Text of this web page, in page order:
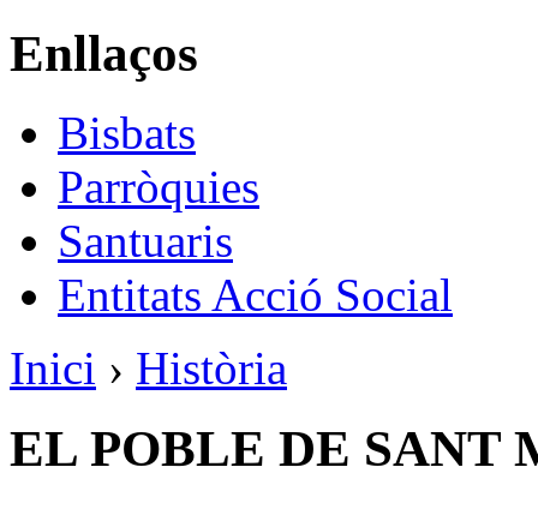
Enllaços
Bisbats
Parròquies
Santuaris
Entitats Acció Social
Inici › Història
EL POBLE DE SANT